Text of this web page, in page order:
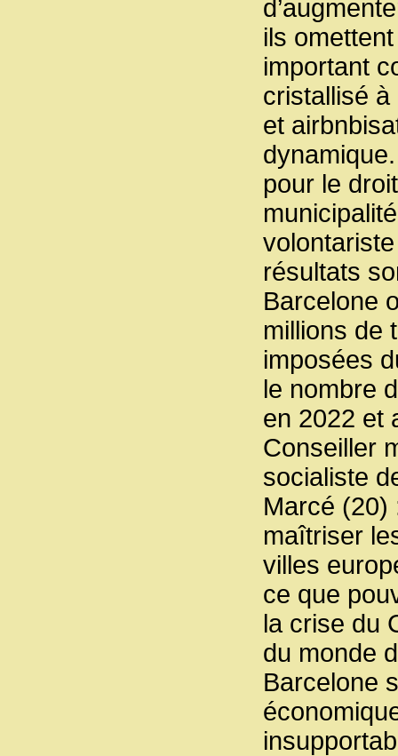
ils
important
cristallisé
et
pour le
résultats
Barcelone
millions de
imposées
le nombre
en 2022 et
Conseiller
socialiste
Marcé (20)
maîtriser
villes
ce que
la crise du
du monde
Barcelone